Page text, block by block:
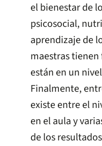
el bienestar de
psicosocial,
aprendizaje de
maestras
están en un
Finalmente,
existe entre el
en el aula y
de los